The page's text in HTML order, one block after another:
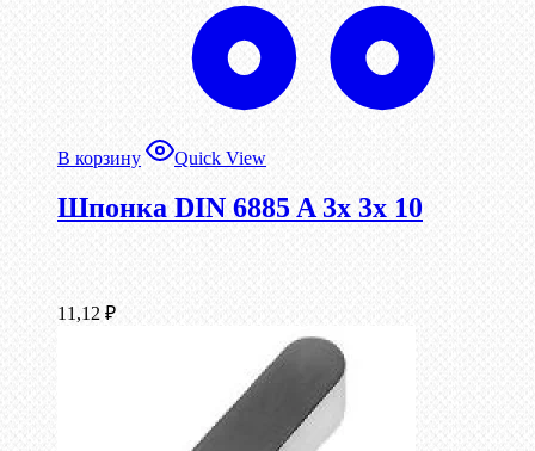
В корзину Quick View
Шпонка DIN 6885 A 3x 3x 10
11,12 ₽